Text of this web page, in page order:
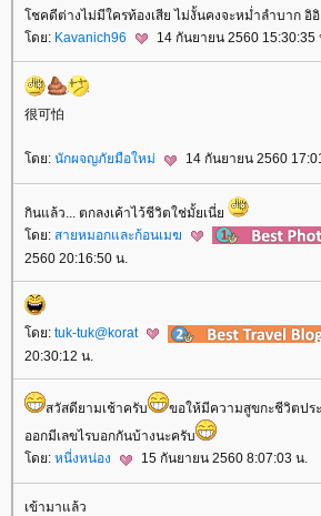
ชคดีต่างไม่มีใครท้องเสีย ไม่งั้นคงจะหม่ำลำบาก อิอิ
ดย: Kavanich96 14 กันยายน 2560 15:30:35
很可怕
ดย: นักผจญภัยมือใหม่ 14 กันยายน 2560
กินแล้ว... ตกลงเค้าไว้ชีวิตใช่มั้ยเนี่
ดย: สายหมอกและก้อนเมฆ
2560 20:16:50 น.
ดย: tuk-tuk@korat
20:30:12 น.
สวัสดียามเช้าครับ ขอให้มีความสูขกะชีวิตปร
ออกมีเลขไรบอกกันบ้างนะครับ
ดย: หนี่งหน่อง 15 กันยายน 2560 8:07:03 น.
เข้ามาแล้ว